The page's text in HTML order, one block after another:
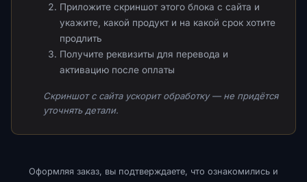
Приложите скриншот этого блока с сайта и
укажите, какой продукт и на какой срок хотите
продлить
Получите реквизиты для перевода и
активацию после оплаты
Скриншот с сайта ускорит обработку — не придётся
уточнять детали.
Оформляя заказ, вы подтверждаете, что ознакомились и